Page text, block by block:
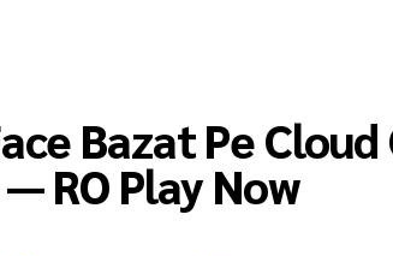
Bazat Pe
RO Play Now